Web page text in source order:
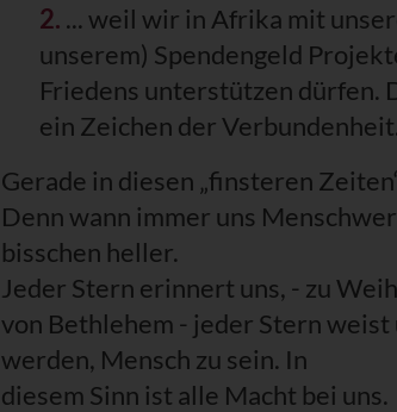
2. ... weil wir in Afrika mit
unserem) Spendengeld
Friedens unterstützen dürfen.
ein Zeichen der
Gerade in diesen „finsteren
Denn wann immer uns
bisschen heller.
Jeder Stern erinnert uns, - zu
von Bethlehem - jeder Stern weist
werden, Mensch zu sein. In
diesem Sinn ist alle Macht bei uns.